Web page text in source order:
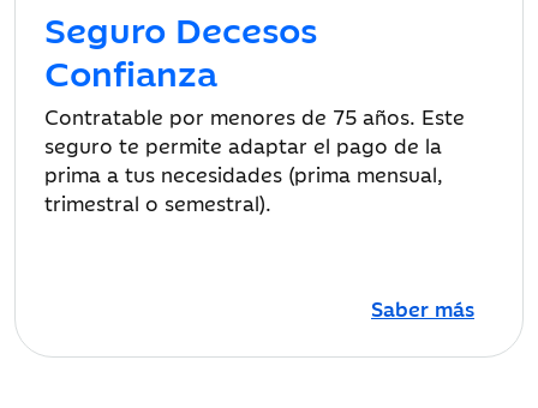
Seguro Decesos
Confianza
Contratable por menores de 75 años. Este
seguro te permite adaptar el pago de la
prima a tus necesidades (prima mensual,
trimestral o semestral).
Saber más